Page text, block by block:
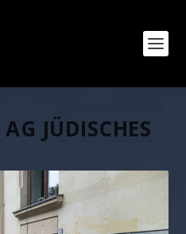
AG JÜDISCHES